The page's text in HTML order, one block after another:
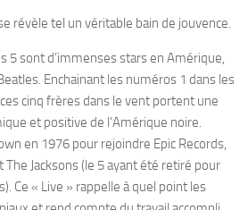
révèle tel un véritable bain de jouvence.
5 sont d’immenses stars en Amérique,
Enchainant les numéros 1 dans les
cinq frères dans le vent portent une
et positive de l’Amérique noire.
en 1976 pour rejoindre Epic Records,
The Jacksons (le 5 ayant été retiré pour
Ce « Live » rappelle à quel point les